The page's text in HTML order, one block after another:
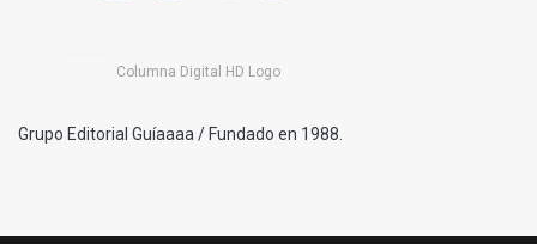
Columna Digital HD Logo
Grupo Editorial Guíaaaa / Fundado en 1988.